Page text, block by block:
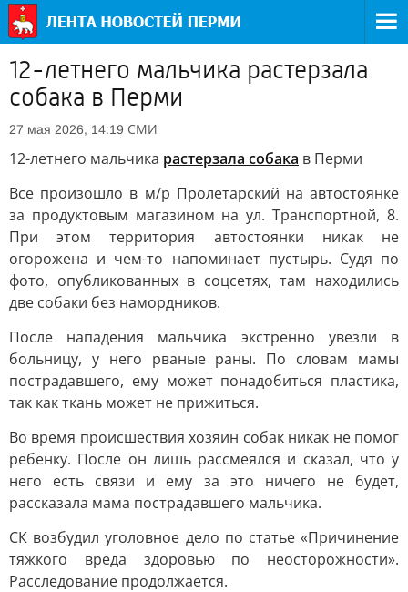
12-летнего мальчика растерзала
собака в Перми
27 мая 2026, 14:19 СМИ
12-летнего мальчика растерзала собака в Перми
Все произошло в м/р Пролетарский на автостоянке
за продуктовым магазином на ул. Транспортной, 8.
При этом территория автостоянки никак не
огорожена и чем-то напоминает пустырь. Судя по
фото, опубликованных в соцсетях, там находились
две собаки без намордников.
После нападения мальчика экстренно увезли в
больницу, у него рваные раны. По словам мамы
пострадавшего, ему может понадобиться пластика,
так как ткань может не прижиться.
Во время происшествия хозяин собак никак не помог
ребенку. После он лишь рассмеялся и сказал, что у
него есть связи и ему за это ничего не будет,
рассказала мама пострадавшего мальчика.
СК возбудил уголовное дело по статье «Причинение
тяжкого вреда здоровью по неосторожности».
Расследование продолжается.